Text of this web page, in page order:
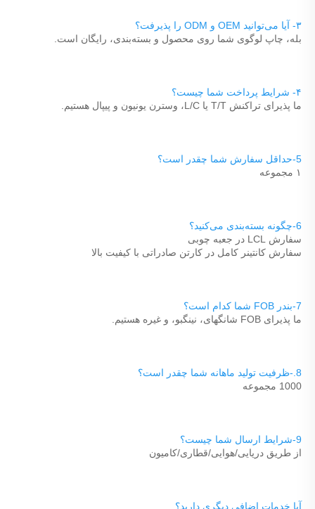
۳- آیا می‌توانید OEM و ODM را پذیرفت؟
بله، چاپ لوگوی شما روی محصول و بسته‌بندی، رایگان است.
۴- شرایط پرداخت شما چیست؟
ما پذیرای تراکنش T/T یا L/C، وسترن یونیون و پیپال هستیم.
5-حداقل سفارش شما چقدر است؟
۱ مجموعه
6-چگونه بسته‌بندی می‌کنید؟
سفارش LCL در جعبه چوبی
سفارش کانتینر کامل در کارتن صادراتی با کیفیت بالا
7-بندر FOB شما کدام است؟
ما پذیرای FOB شانگهای، نینگبو، و غیره هستیم.
8.-ظرفیت تولید ماهانه شما چقدر است؟
1000 مجموعه
9-شرایط ارسال شما چیست؟
از طریق دریایی/هوایی/قطاری/کامیون
آیا خدمات اضافی دیگری دارید؟